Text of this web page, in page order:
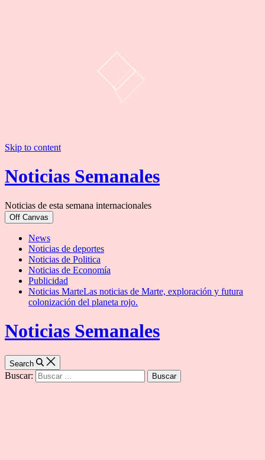
Skip to content
Noticias Semanales
Noticias de esta semana internacionales
Off Canvas
News
Noticias de deportes
Noticias de Politica
Noticias de Economía
Publicidad
Noticias MarteLas noticias de Marte, exploración y futura
colonización del planeta rojo.
Noticias Semanales
Search
Buscar: